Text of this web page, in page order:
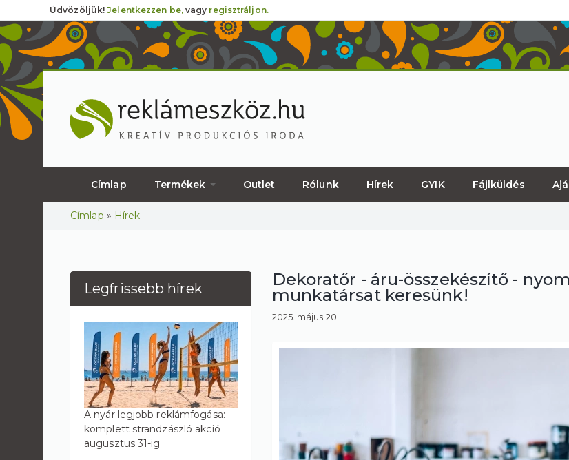
Üdvözöljük!Jelentkezzen be,vagy regisztráljon.
Címlap Termékek Outlet Rólunk Hírek GYIK Fájlküldés
Jelenlegi hely
Címlap » Hírek
Legfrissebb hírek
A nyár legjobb reklámfogása:
komplett strandzászló akció
augusztus 31-ig
Dekoratőr - áru-összekészítő -
munkatársat keresünk!
2025. május 20.